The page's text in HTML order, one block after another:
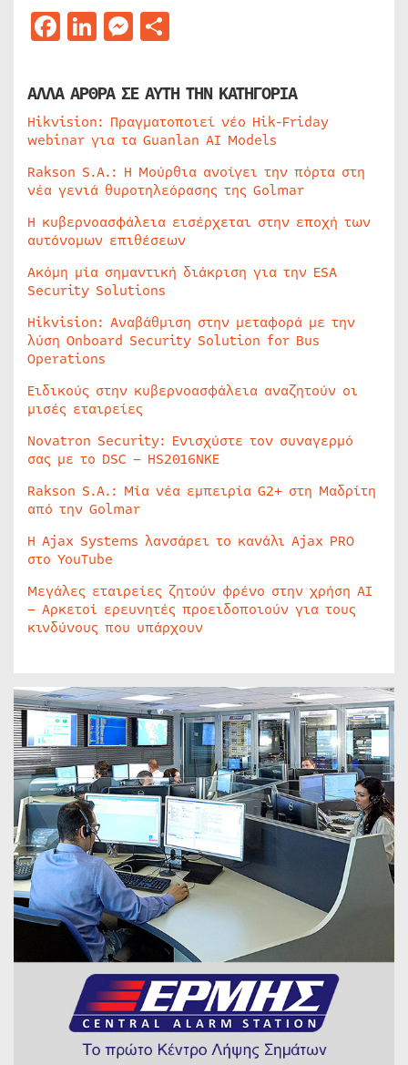
Facebook
LinkedIn
Messenger
ΑΛΛΑ ΑΡΘΡΑ ΣΕ ΑΥΤΗ ΤΗΝ ΚΑΤΗΓΟΡΙΑ
Hikvision: Πραγματοποιεί νέο Hik-Friday
webinar για τα Guanlan AI Models
Rakson S.A.: Η Μούρθια ανοίγει την πόρτα στη
νέα γενιά θυροτηλεόρασης της Golmar
Η κυβερνοασφάλεια εισέρχεται στην εποχή των
αυτόνομων επιθέσεων
Ακόμη μία σημαντική διάκριση για την ESA
Security Solutions
Hikvision: Αναβάθμιση στην μεταφορά με την
λύση Onboard Security Solution for Bus
Operations
Ειδικούς στην κυβερνοασφάλεια αναζητούν οι
μισές εταιρείες
Novatron Security: Ενισχύστε τον συναγερμό
σας με το DSC – HS2016NKE
Rakson S.A.: Μία νέα εμπειρία G2+ στη Μαδρίτη
από την Golmar
Η Ajax Systems λανσάρει το κανάλι Ajax PRO
στο YouTube
Μεγάλες εταιρείες ζητούν φρένο στην χρήση AI
– Αρκετοί ερευνητές προειδοποιούν για τους
κινδύνους που υπάρχουν